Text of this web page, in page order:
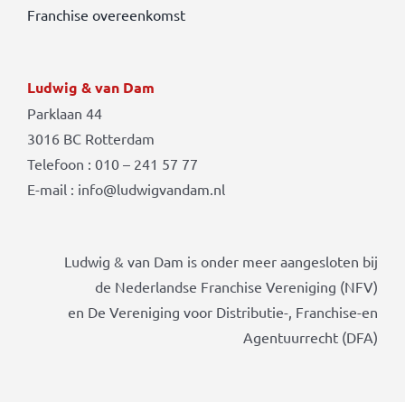
Franchise overeenkomst
Ludwig & van Dam
Parklaan 44
3016 BC Rotterdam
Telefoon : 010 – 241 57 77
E-mail : info@ludwigvandam.nl
Ludwig & van Dam is onder meer aangesloten bij
de Nederlandse Franchise Vereniging (NFV)
en De Vereniging voor Distributie-, Franchise-en
Agentuurrecht (DFA)